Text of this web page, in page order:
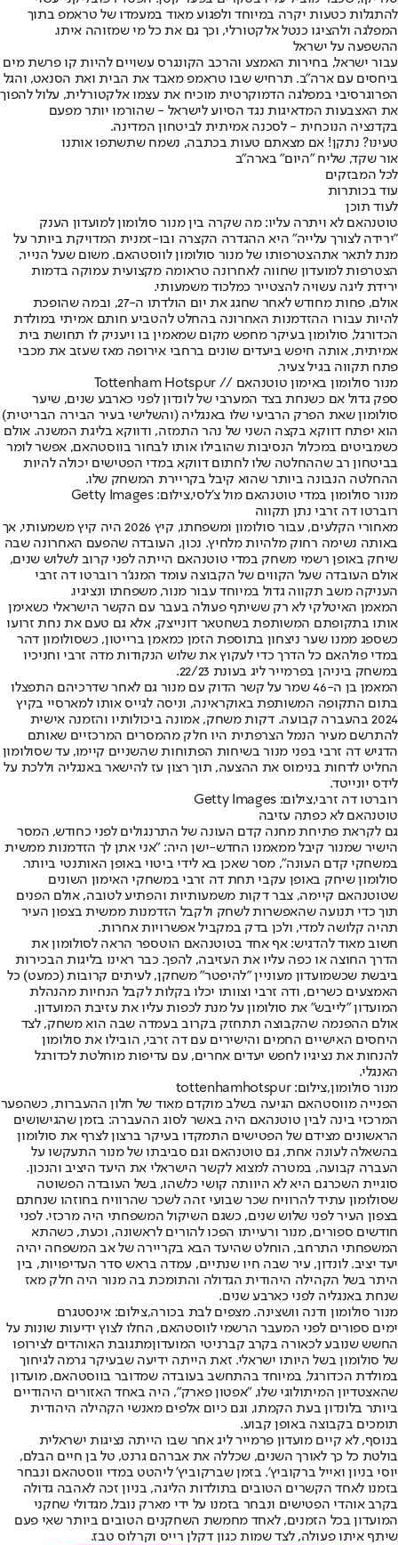
להתגלות כטעות יקרה במיוחד ולפגוע מאוד במעמדו של טראמפ בתוך
המפלגה ולהציגו כנטל אלקטורלי, וכך גם את כל מי שמזוהה איתו.
ההשפעה על ישראל
עבור ישראל, בחירות האמצע והרכב הקונגרס עשויים להיות קו פרשת מים
ביחסים עם ארה"ב. תרחיש שבו טראמפ מאבד את הבית ואת הסנאט, והגל
הפרוגרסיבי במפלגה הדמוקרטית מוכיח את עצמו אלקטורלית, עלול להפוך
את האצבעות המדאיגות נגד הסיוע לישראל - שהורמו יותר מפעם
בקדנציה הנוכחית - לסכנה אמיתית לביטחון המדינה.
טעינו? נתקן! אם מצאתם טעות בכתבה, נשמח שתשתפו אותנו
אור שקד, שליח "היום" בארה"ב
לכל המבזקים
עוד בכותרות
לעוד תוכן
טוטנהאם לא ויתרה עליו: מה שקרה בין מנור סולומון למועדון הענק
"ירידה לצורך עלייה" היא ההגדרה הקצרה ובו-זמנית המדויקת ביותר על
מנת לתאר אתהצטרפותו של מנור סולומון לווסטהאם. משום שעל הנייר,
הצטרפות למועדון שחווה לאחרונה טראומה מקצועית עמוקה בדמות
ירידת ליגה עשויה להצטייר כמלכוד משמעותי.
אולם, פחות מחודש לאחר שחגג את יום הולדתו ה-27, ובמה שהופכת
להיות עבורו ההזדמנות האחרונה בהחלט להטביע חותם אמיתי במולדת
הכדורגל, סולומון בעיקר מחפש מקום שמאמין בו ויעניק לו תחושת בית
אמיתית, אותה חיפש ביעדים שונים ברחבי אירופה מאז שעזב את מכבי
פתח תקווה בגיל צעיר.
מנור סולומון באימון טוטנהאם // Tottenham Hotspur
ספק גדול אם כשנחת בצד המערבי של לונדון לפני כארבע שנים, שיער
סולומון שאת הפרק הרביעי שלו באנגליה (והשלישי בעיר הבירה הבריטית)
הוא יפתח דווקא בקצה השני של נהר התמזה, ודווקא בליגת המשנה. אולם
כשמביטים במכלול הנסיבות שהובילו אותו לבחור בווסטהאם, אפשר לומר
בביטחון רב שההחלטה שלו לחתום דווקא במדי הפטישים יכולה להיות
ההחלטה הנבונה ביותר שהוא קיבל בקריירת המשחק שלו.
מנור סולומון במדי טוטנהאם מול צ'לסי,צילום: Getty Images
רוברטו דה זרבי נתן תקווה
מאחורי הקלעים, עבור סולומון ומשפחתו, קיץ 2026 היה קיץ משמעותי, אך
באותה נשימה רחוק מלהיות מלחיץ. נכון, העובדה שהפעם האחרונה שבה
שיחק באופן רשמי משחק במדי טוטנהאם הייתה לפני קרוב לשלוש שנים,
אולם העובדה שעל הקווים של הקבוצה עומד המנג'ר רוברטו דה זרבי
העניקה משב תקווה גדול במיוחד עבור מנור, משפחתו ונציגיו.
המאמן האיטלקי לא רק ששיתף פעולה בעבר עם הקשר הישראלי כשאימן
אותו בתקופתם המשותפת בשחטאר דונייצק, אלא גם טעם את נחת זרועו
כשספג ממנו שער ניצחון בתוספת הזמן כמאמן ברייטון, כשסולומון דהר
במדי פולהאם כל הדרך כדי לעקוץ את שלוש הנקודות מדה זרבי וחניכיו
במשחק ביניהן בפרמייר ליג בעונת 22/23.
המאמן בן ה-46 שמר על קשר הדוק עם מנור גם לאחר שדרכיהם התפצלו
בתום התקופה המשותפת באוקראינה, וניסה לגייס אותו למארסיי בקיץ
2024 בהעברה קבועה. דקות משחק, אמונה ביכולותיו והזמנה אישית
להתרשם מעיר הנמל הצרפתית היו חלק מהמסרים המרכזיים שאותם
הדגיש דה זרבי בפני מנור בשיחות הפתוחות שהשניים קיימו, עד שסולומון
החליט לדחות בנימוס את ההצעה, תוך רצון עז להישאר באנגליה וללכת על
לידס יונייטד.
רוברטו דה זרבי,צילום: Getty Images
טוטנהאם לא כפתה עזיבה
גם לקראת פתיחת מחנה קדם העונה של התרנגולים לפני כחודש, המסר
הישיר שמנור קיבל ממאמנו החדש-ישן היה: "אני אתן לך הזדמנות ממשית
במשחקי קדם העונה", מסר שאכן בא לידי ביטוי באופן האותנטי ביותר.
סולומון שיחק באופן עקבי תחת דה זרבי במשחקי האימון השונים
שטוטנהאם קיימה, צבר דקות משמעותיות והפתיע לטובה, אולם הפנים
תוך כדי תנועה שהאפשרות לשחק ולקבל הזדמנות ממשית בצפון העיר
תהיה קלושה למדי, ולכן בדק במקביל אפשרויות אחרות.
חשוב מאוד להדגיש: אף אחד בטוטנהאם הוטספר הראה לסולומון את
הדרך החוצה או כפה עליו את העזיבה, להפך. כבר ראינו בליגות הבכירות
ביבשת שכשמועדון מעוניין "להיפטר" משחקן, לעיתים קרובות (כמעט) כל
האמצעים כשרים, ודה זרבי וצוותו יכלו בקלות לקבל הנחיות מהנהלת
המועדון "לייבש" את סולומון על מנת לכפות עליו את עזיבת המועדון.
אולם ההפנמה שהקבוצה תתחזק בקרוב בעמדה שבה הוא משחק, לצד
היחסים האישיים החמים והישירים עם דה זרבי, הובילו את סולומון
להנחות את נציגיו לחפש יעדים אחרים, עם עדיפות מוחלטת לכדורגל
האנגלי.
מנור סולומון,צילום: tottenhamhotspur
הפנייה מווסטהאם הגיעה בשלב מוקדם מאוד של חלון ההעברות, כשהפער
המרכזי בינה לבין טוטנהאם היה באשר לסוג ההעברה: בזמן שהגישושים
הראשונים מצידם של הפטישים התמקדו בעיקר ברצון לצרף את סולומון
בהשאלה לעונה אחת, גם טוטנהאם וגם סביבתו של מנור התעקשו על
העברה קבועה, במטרה למצוא לקשר הישראלי את היעד היציב והנכון.
סוגיית השכרגם היא לא היוותה קושי כלשהו, בשל העובדה הפשוטה
שסולומון עתיד להרוויח שכר שבועי זהה לשכר שהרוויח בחוזהו שנחתם
בצפון העיר לפני שלוש שנים, כשגם השיקול המשפחתי היה מרכזי. לפני
חודשים ספורים, מנור ורעייתו הפכו להורים לראשונה, וכעת, כשהתא
המשפחתי התרחב, הוחלט שהיעד הבא בקריירה של אב המשפחה יהיה
יעד יציב. לונדון, עיר שבה חיו שנתיים, עמדה בראש סדר העדיפויות, בין
היתר בשל הקהילה היהודית הגדולה והתומכת בה מנור היה חלק מאז
שנחת באנגליה לפני כארבע שנים.
מנור סולומון ודנה וושצינה. מצפים לבת בכורה,צילום: אינסטגרם
ימים ספורים לפני המעבר הרשמי לווסטהאם, החלו לצוץ ידיעות שונות על
החשש שנובע לכאורה בקרב קברניטי המועדוןמתגובת האוהדים לצירופו
של סולומון בשל היותו ישראלי. זאת הייתה ידיעה שבעיקר גרמה לגיחוך
במולדת הכדורגל, במיוחד בהתחשב בעובדה שמדובר בווסטהאם, מועדון
שהאצטדיון המיתולוגי שלו, "אפטון פארק", היה באחד האזורים היהודיים
ביותר בלונדון בעת הקמתו, וגם כיום אלפים מאנשי הקהילה היהודית
תומכים בקבוצה באופן קבוע.
בנוסף, לא קיים מועדון פרמייר ליג אחר שבו הייתה נציגות ישראלית
בולטת כל כך לאורך השנים, שכללה את אברהם גרנט, טל בן חיים הבלם,
יוסי בניון ואייל ברקוביץ'. בזמן שברקוביץ' ליהטט במדי ווסטהאם ונבחר
בזמנו לאחד הקשרים הטובים בתולדות הליגה, בניון זכה לאהבה גדולה
בקרב אוהדי הפטישים ונבחר בזמנו על ידי מארק נובל, מגדולי שחקני
המועדון בכל הזמנים, לאחד מחמשת השחקנים הטובים ביותר שאי פעם
שיתף איתו פעולה, לצד שמות כגון דקלן רייס וקרלוס טבז.